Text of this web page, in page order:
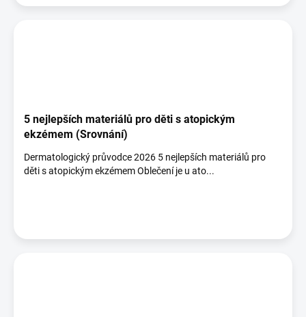
5 nejlepších materiálů pro děti s atopickým
ekzémem (Srovnání)
Dermatologický průvodce 2026 5 nejlepších materiálů pro
děti s atopickým ekzémem Oblečení je u ato...